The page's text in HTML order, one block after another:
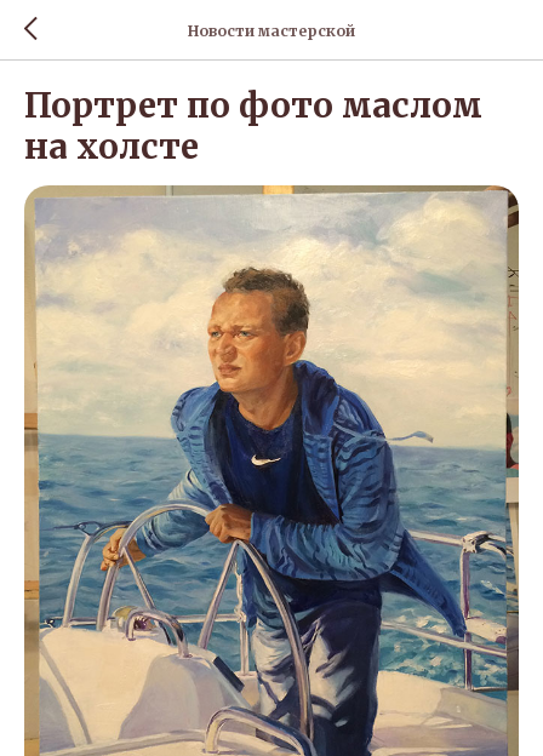
Новости мастерской
Портрет по фото маслом
на холсте